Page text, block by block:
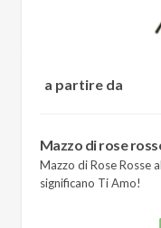
a partire da
Mazzo di rose
Mazzo di Rose Rosse
significano Ti Amo!